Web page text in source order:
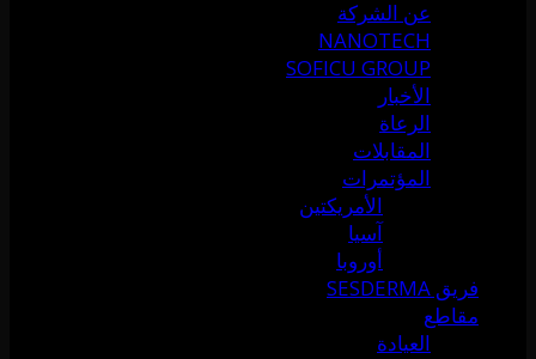
عن الشركة
NANOTECH
SOFICU GROUP
الأخبار
الرعاة
المقابلات
المؤتمرات
الأمريكتين
آسيا
أوروبا
فريق SESDERMA
مقاطع
العيادة